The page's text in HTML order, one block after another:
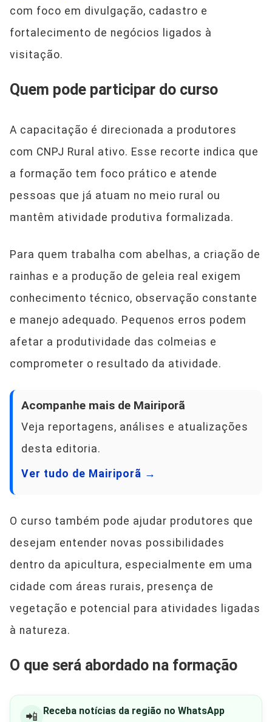
com foco em divulgação, cadastro e
fortalecimento de negócios ligados à
visitação.
Quem pode participar do curso
A capacitação é direcionada a produtores
com CNPJ Rural ativo. Esse recorte indica que
a formação tem foco prático e atende
pessoas que já atuam no meio rural ou
mantêm atividade produtiva formalizada.
Para quem trabalha com abelhas, a criação de
rainhas e a produção de geleia real exigem
conhecimento técnico, observação constante
e manejo adequado. Pequenos erros podem
afetar a produtividade das colmeias e
comprometer o resultado da atividade.
Acompanhe mais de Mairiporã
Veja reportagens, análises e atualizações
desta editoria.
Ver tudo de Mairiporã →
O curso também pode ajudar produtores que
desejam entender novas possibilidades
dentro da apicultura, especialmente em uma
cidade com áreas rurais, presença de
vegetação e potencial para atividades ligadas
à natureza.
O que será abordado na formação
📲 Receba notícias da região no WhatsApp